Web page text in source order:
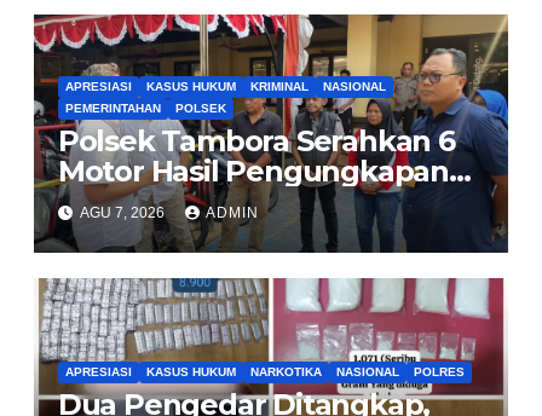
APRESIASI KASUS HUKUM KRIMINAL
NASIONAL
PEMERINTAHAN
POLSEK
Polsek Tambora Serahkan 6
Motor Hasil Pengungkapan
Kasus Curanmor Kepada
Pemilik Yang sah
AGU 7, 2026 ADMIN
APRESIASI KASUS HUKUM NARKOTIKA NASIONAL POLRES
Dua Pengedar Ditangkap,